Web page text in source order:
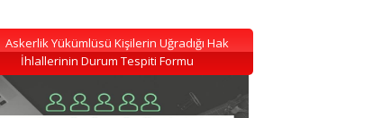
Askerlik Yükümlüsü Kişilerin Uğradığı Hak
İhlallerinin Durum Tespiti Formu